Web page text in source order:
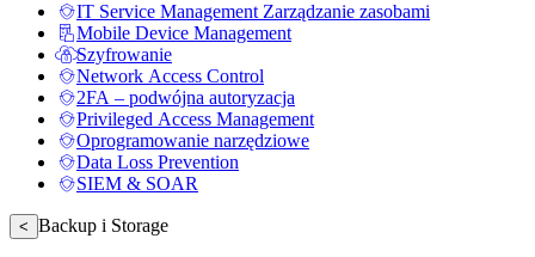
IT Service Management Zarządzanie zasobami
Mobile Device Management
Szyfrowanie
Network Access Control
2FA – podwójna autoryzacja
Privileged Access Management
Oprogramowanie narzędziowe
Data Loss Prevention
SIEM & SOAR
< Backup i Storage